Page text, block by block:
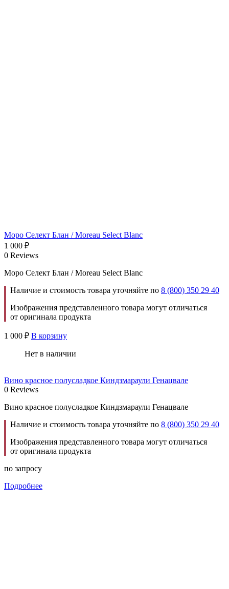
Моро Селект Блан / Moreau Select Blanc
1 000 ₽
0 Reviews
Моро Селект Блан / Moreau Select Blanc
Наличие и стоимость товара уточняйте по 8 (800) 350 29 40
Изображения представленного товара могут отличаться
от оригинала продукта
1 000 ₽ В корзину
Нет в наличии
Вино красное полусладкое Киндзмараули Генацвале
0 Reviews
Вино красное полусладкое Киндзмараули Генацвале
Наличие и стоимость товара уточняйте по 8 (800) 350 29 40
Изображения представленного товара могут отличаться
от оригинала продукта
по запросу
Подробнее